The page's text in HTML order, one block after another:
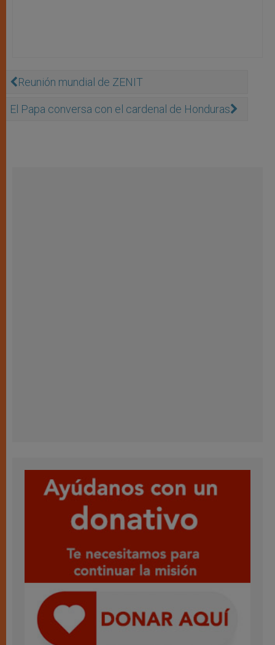
Reunión mundial de ZENIT
El Papa conversa con el cardenal de Honduras